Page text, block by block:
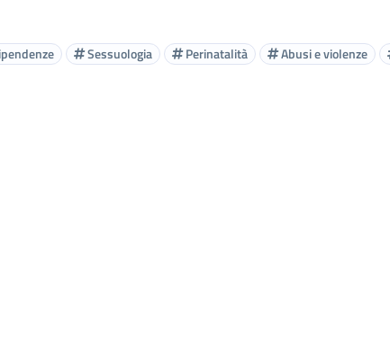
Sessuologia Perinatalità Abusi e violenze